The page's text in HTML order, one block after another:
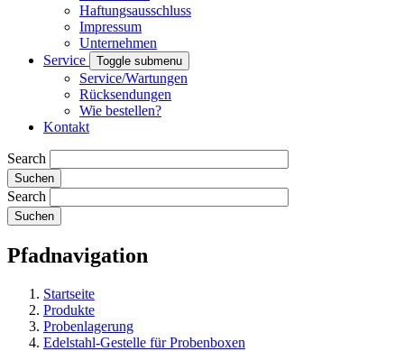
Haftungsausschluss
Impressum
Unternehmen
Service
Toggle submenu
Service/Wartungen
Rücksendungen
Wie bestellen?
Kontakt
Search
Search
Pfadnavigation
Startseite
Produkte
Probenlagerung
Edelstahl-Gestelle für Probenboxen